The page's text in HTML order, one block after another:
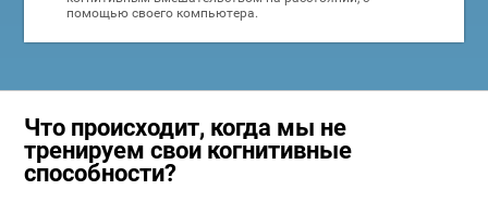
помощью своего компьютера.
Что происходит, когда мы не
тренируем свои когнитивные
способности?